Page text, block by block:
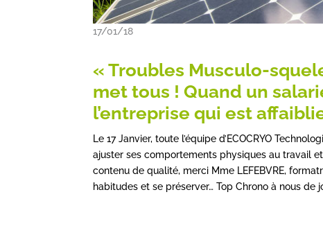
17/01/18
« Troubles Musculo-
met tous ! Quand un
l’entreprise qui est
Le 17 Janvier, toute l’équipe d’ECOCRYO
ajuster ses comportements physiques au travail
contenu de qualité, merci Mme LEFEBVRE,
habitudes et se préserver… Top Chrono à nous de